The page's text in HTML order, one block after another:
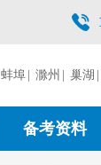
蚌埠 滁州 巢湖
备考资料